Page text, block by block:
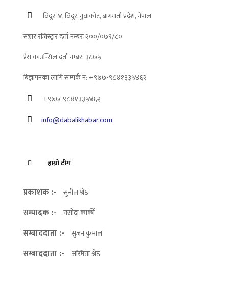
विदुर-४, विदुर, नुवाकोट, बागमती प्रदेश, नेपाल
सञ्चार रजिस्ट्रार दर्ता नम्बरः २००/०७९/८०
प्रेस काउन्सिल दर्ता नम्बर: ३८७५
बिज्ञापनका लागि सम्पर्क न: +९७७-९८४१३३५४६२
+९७७-९८४१३३५४६२
info@dabalikhabar.com
हाम्रो टीम
प्रकाशक :- सुनील श्रेष्ठ
सम्पादक :- यसोदा कार्की
सम्बाददाता :- सुजन कुमाल
सम्बाददाता :- अस्मिता श्रेष्ठ